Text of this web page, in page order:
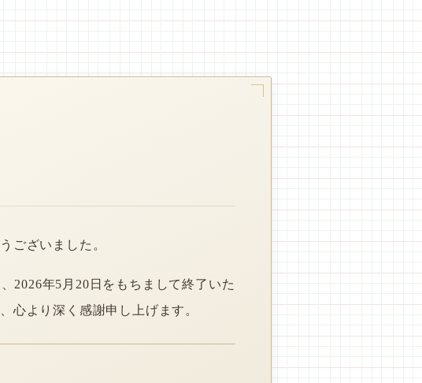
ございました。
2026年5月20日をもちまして終了いた
心より深く感謝申し上げます。